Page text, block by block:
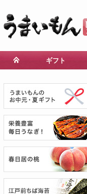
ギフト